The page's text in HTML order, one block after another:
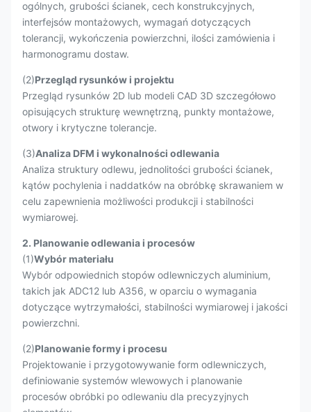
ogólnych, grubości ścianek, cech konstrukcyjnych,
interfejsów montażowych, wymagań dotyczących
tolerancji, wykończenia powierzchni, ilości zamówienia i
harmonogramu dostaw.
(2)Przegląd rysunków i projektu
Przegląd rysunków 2D lub modeli CAD 3D szczegółowo
opisujących strukturę wewnętrzną, punkty montażowe,
otwory i krytyczne tolerancje.
(3)Analiza DFM i wykonalności odlewania
Analiza struktury odlewu, jednolitości grubości ścianek,
kątów pochylenia i naddatków na obróbkę skrawaniem w
celu zapewnienia możliwości produkcji i stabilności
wymiarowej.
2. Planowanie odlewania i procesów
(1)Wybór materiału
Wybór odpowiednich stopów odlewniczych aluminium,
takich jak ADC12 lub A356, w oparciu o wymagania
dotyczące wytrzymałości, stabilności wymiarowej i jakości
powierzchni.
(2)Planowanie formy i procesu
Projektowanie i przygotowywanie form odlewniczych,
definiowanie systemów wlewowych i planowanie
procesów obróbki po odlewaniu dla precyzyjnych